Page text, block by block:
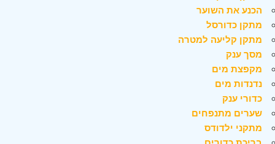
הכנע את השוער
מתקן כדורסל
מתקן קליעה למטרה
מסך ענק
מקפצת מים
נדנדות מים
כדורי ענק
שערים מתנפחים
מתקני ילדודס